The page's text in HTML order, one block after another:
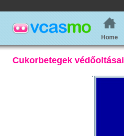
Home
Cukorbetegek védőoltásai